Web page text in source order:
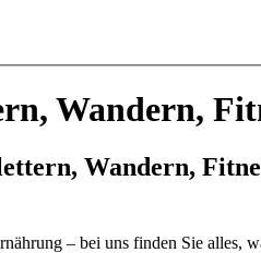
Wandern,
Wandern,
– bei uns finden Sie alles,